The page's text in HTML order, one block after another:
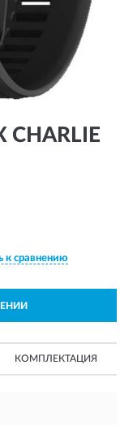
CHARLIE
к сравнению
КОМПЛЕКТАЦИЯ